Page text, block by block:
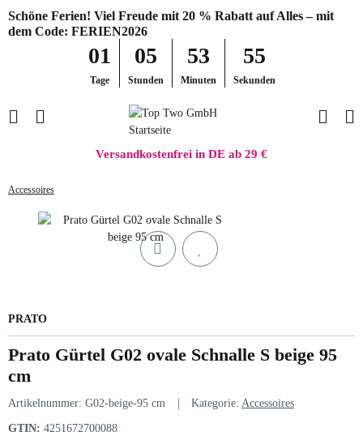
Schöne Ferien! Viel Freude mit 20 % Rabatt auf Alles – mit
dem Code: FERIEN2026
01
Tage
05
Stunden
53
Minuten
55
Sekunden
Versandkostenfrei in DE ab 29 €
Accessoires
PRATO
Prato Gürtel G02 ovale Schnalle S beige 95
cm
Artikelnummer: G02-beige-95 cm Kategorie: Accessoires
GTIN: 4251672700088